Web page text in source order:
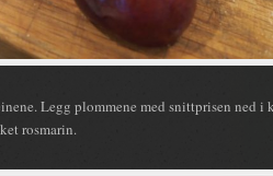
Legg plommene med snittprisen ned i
rosmarin.